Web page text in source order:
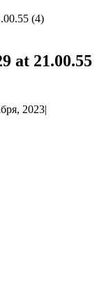
(4)
at 21.00.55
2023|